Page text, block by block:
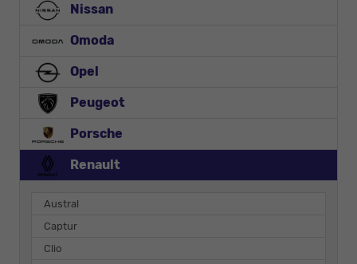
Nissan
Omoda
Opel
Peugeot
Porsche
Renault
Austral
Captur
Clio